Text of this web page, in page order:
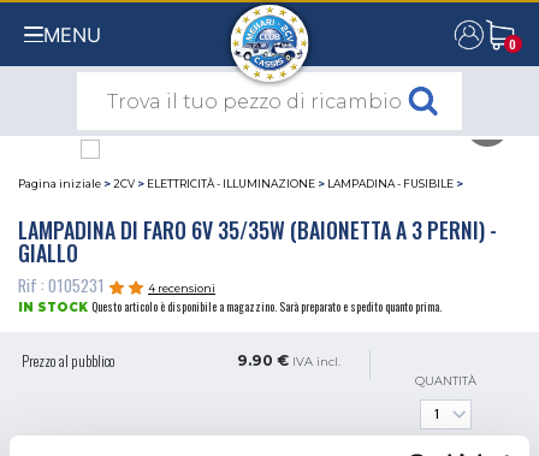
MENU 0
0
Pagina iniziale >2CV > ELETTRICITÀ - ILLUMINAZIONE > LAMPADINA - FUSIBILE >
LAMPADINA DI FARO 6V 35/35W (BAIONETTA A 3 PERNI) -
GIALLO
Rif : 0105231
4 recensioni
IN STOCK Questo articolo è disponibile a magazzino. Sarà preparato e spedito quanto prima.
Prezzo al pubblico 9.90 € IVA incl.
QUANTITÀ